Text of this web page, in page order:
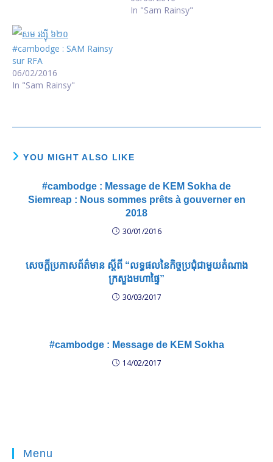
05052016095105.html/h05
In "Sam Rainsy"
#cambodge : SAM Rainsy
sur RFA
06/02/2016
In "Sam Rainsy"
YOU MIGHT ALSO LIKE
#cambodge : Message de KEM Sokha de
Siemreap : Nous sommes prêts à gouverner en
2018
30/01/2016
សេចក្ដីប្រកាសព័ត៌មាន ស្ដីពី “លទ្ធផលនៃកិច្ចប្រជុំជាមួយតំណាង
ក្រសួងមហាផ្ទៃ”
30/03/2017
#cambodge : Message de KEM Sokha
14/02/2017
Menu